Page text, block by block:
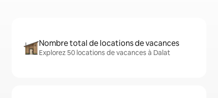
Nombre total de locations de vacances
Explorez 50 locations de vacances à Dalat